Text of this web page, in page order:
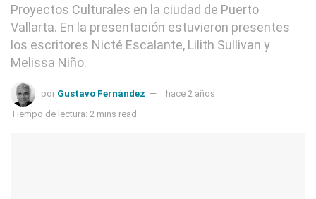
Proyectos Culturales en la ciudad de Puerto
Vallarta. En la presentación estuvieron presentes
los escritores Nicté Escalante, Lilith Sullivan y
Melissa Niño.
por Gustavo Fernández
hace 2 años
Tiempo de lectura: 2 mins read